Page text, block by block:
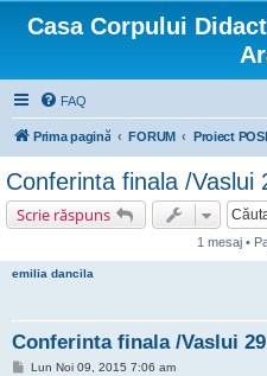
Casa Corpului
FAQ
Prima pagină FORUM
Conferinta finala /Vaslui
Scrie răspuns
1 mesaj •
emilia dancila
Conferinta finala /Vaslui
MLun Noi 09, 2015 7:06 am